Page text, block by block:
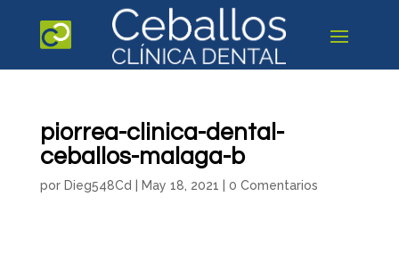
piorrea-clinica-dental-
ceballos-malaga-b
por Dieg548Cd May 18, 2021 0 Comentarios